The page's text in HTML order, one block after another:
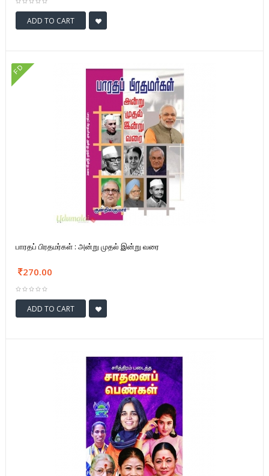
ADD TO CART
FD
பாரதப் பிரதமர்கள் : அன்று முதல் இன்று வரை
270.00
ADD TO CART